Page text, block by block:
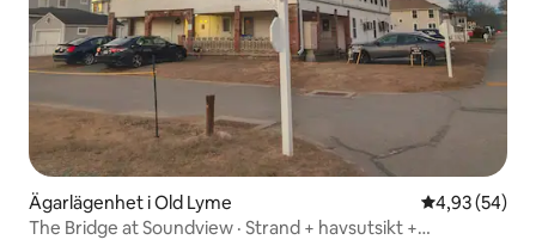
Ägarlägenhet i Old Lyme 4,93 av 5 i
4,93 (54)
The Bridge at Soundview · Strand + havsutsikt +